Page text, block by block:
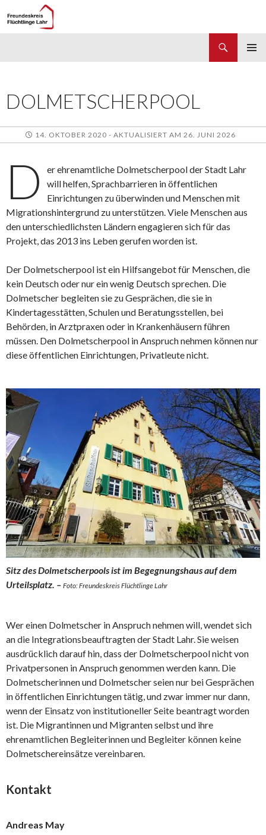
DOLMETSCHERPOOL
14. OKTOBER 2020 - AKTUALISIERT AM 26. JUNI 2026
D
er ehrenamtliche Dolmetscherpool der Stadt Lahr
will helfen, Sprachbarrieren in öffentlichen
Einrichtungen zu überwinden und Menschen mit
Migrationshintergrund zu unterstützen. Viele Menschen aus
den unterschiedlichsten Ländern engagieren sich für das
Projekt, das 2013 ins Leben gerufen worden ist.
Der Dolmetscherpool ist ein Hilfsangebot für Menschen, die
kein Deutsch oder nur ein wenig Deutsch sprechen. Die
Dolmetscher begleiten sie zu Gesprächen, die sie in
Kindertagesstätten, Schulen und Beratungsstellen, bei
Behörden, in Arztpraxen oder in Krankenhäusern führen
müssen. Den Dolmetscherpool in Anspruch nehmen können nur
diese öffentlichen Einrichtungen, Privatleute nicht.
Sitz des Dolmetscherpools ist im Begegnungshaus auf dem
Urteilsplatz. – Foto: Freundeskreis Flüchtlinge Lahr
Wer einen Dolmetscher in Anspruch nehmen will, wendet sich
an die Integrationsbeauftragten der Stadt Lahr. Sie weisen
ausdrücklich darauf hin, dass der Dolmetscherpool nicht von
Privatpersonen in Anspruch genommen werden kann. Die
Dolmetscherinnen und Dolmetscher seien nur bei Gesprächen
in öffentlichen Einrichtungen tätig, und zwar immer nur dann,
wenn der Einsatz von institutioneller Seite beantragt worden
ist. Die Migrantinnen und Migranten selbst und ihre
ehrenamtlichen Begleiterinnen und Begleiter können keine
Dolmetschereinsätze vereinbaren.
Kontakt
Andreas May